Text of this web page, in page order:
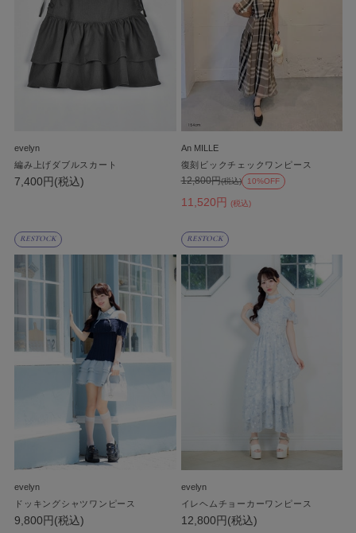
evelyn
編み上げダブルスカート
7,400円(税込)
An MILLE
復刻ビックチェックワンピース
11,520円 (税込)
12,800円(税込) 10%OFF
RESTOCK
evelyn
ドッキングシャツワンピース
9,800円(税込)
RESTOCK
evelyn
イレヘムチョーカーワンピース
12,800円(税込)